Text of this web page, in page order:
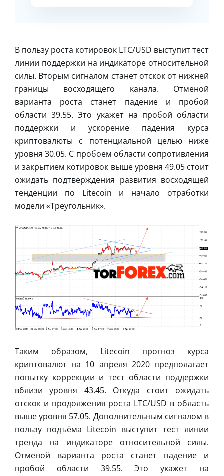
В пользу роста котировок LTC/USD выступит тест
линии поддержки на индикаторе относительной
силы. Вторым сигналом станет отскок от нижней
границы восходящего канала. Отменой
варианта роста станет падение и пробой
области 39.55. Это укажет на пробой области
поддержки и ускорение падения курса
криптовалюты с потенциальной целью ниже
уровня 30.05. С пробоем области сопротивления
и закрытием котировок выше уровня 49.05 стоит
ожидать подтверждения развития восходящей
тенденции по Litecoin и начало отработки
модели «Треугольник».
Таким образом, Litecoin прогноз курса
криптовалют на 10 апреля 2020 предполагает
попытку коррекции и тест области поддержки
вблизи уровня 43.45. Откуда стоит ожидать
отскок и продолжения роста LTC/USD в область
выше уровня 57.05. Дополнительным сигналом в
пользу подъёма Litecoin выступит тест линии
тренда на индикаторе относительной силы.
Отменой варианта роста станет падение и
пробой области 39.55. Это укажет на